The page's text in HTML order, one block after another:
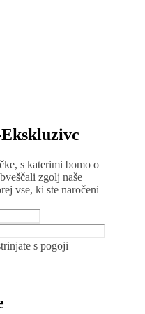
s katerimi bomo o
zgolj naše
vse, ki ste naročeni
s pogoji